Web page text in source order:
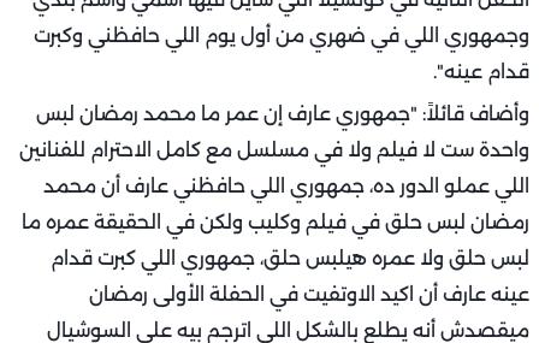
وجمهوري اللي في ضهري من أول يوم اللي حافظني وكبرت
قدام عينه".
وأضاف قائلاً: "جمهوري عارف إن عمر ما محمد رمضان لبس
واحدة ست لا فيلم ولا في مسلسل مع كامل الاحترام للفنانين
اللي عملو الدور ده، جمهوري اللي حافظني عارف أن محمد
رمضان لبس حلق في فيلم وكليب ولكن في الحقيقة عمره ما
لبس حلق ولا عمره هيلبس حلق، جمهوري اللي كبرت قدام
عينه عارف أن اكيد الاوتفيت في الحفلة الأولى رمضان
ميقصدش أنه يطلع بالشكل اللي اترجم بيه على السوشيال